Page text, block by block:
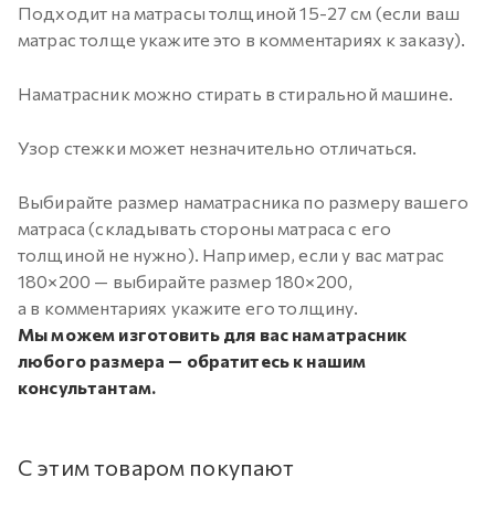
Подходит на матрасы толщиной15-27 см (если ваш
матрас толще укажите это в комментариях к заказу).
Наматрасник можно стирать в стиральной машине.
Узор стежки может незначительно отличаться.
Выбирайте размер наматрасника по размеру вашего
матраса (складывать стороны матраса с его
толщиной не нужно). Например, если у вас матрас
180×200 — выбирайте размер 180×200,
а в комментариях укажите его толщину.
Мы можем изготовить для вас наматрасник
любого размера — обратитесь к нашим
консультантам.
С этим товаром покупают